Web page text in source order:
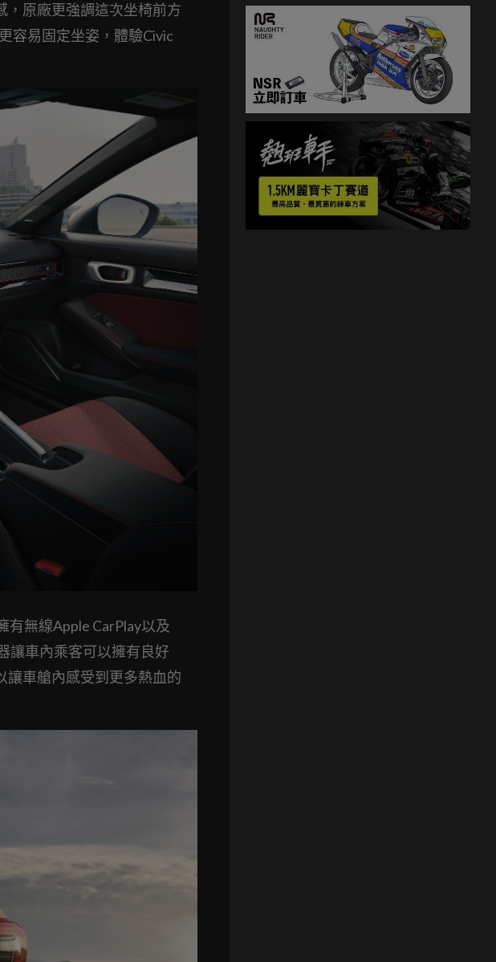
，原廠更強調這次坐椅前方
容易固定坐姿，體驗Civic
無線Apple CarPlay以及
讓車內乘客可以擁有良好
讓車艙內感受到更多熱血的